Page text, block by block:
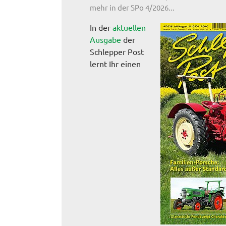
mehr in der SPo 4/2026...
In der aktuellen
Ausgabe der
Schlepper Post
lernt Ihr einen